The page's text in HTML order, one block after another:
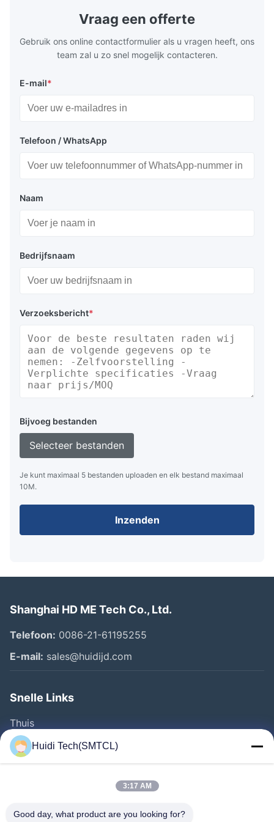
layout, it integrates turning, drilling and
boring for multi-process machining. Ideal
Vraag een offerte
Gebruik ons online contactformulier als u vragen heeft, ons
team zal u zo snel mogelijk contacteren.
E-mail*
Telefoon / WhatsApp
Naam
Bedrijfsnaam
Verzoeksbericht*
Bijvoeg bestanden
Selecteer bestanden
Je kunt maximaal 5 bestanden uploaden en elk bestand maximaal
10M.
Inzenden
Shanghai HD ME Tech Co., Ltd.
Telefoon: 0086-21-61195255
E-mail: sales@huidijd.com
Snelle Links
Thuis
Producten
Videos
Fabrieksreis
Huidi Tech(SMTCL)
3:17 AM
Good day, what product are you looking for?